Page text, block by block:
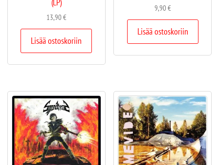
13,90€
Lisää ostoskoriin
9,90€
Lisää ostoskoriin